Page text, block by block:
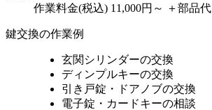
作業料金(税込) 11,000円～ ＋部品代
鍵交換の作業例
玄関シリンダーの交換
ディンプルキーの交換
引き戸錠・ドアノブの交換
電子錠・カードキーの相談